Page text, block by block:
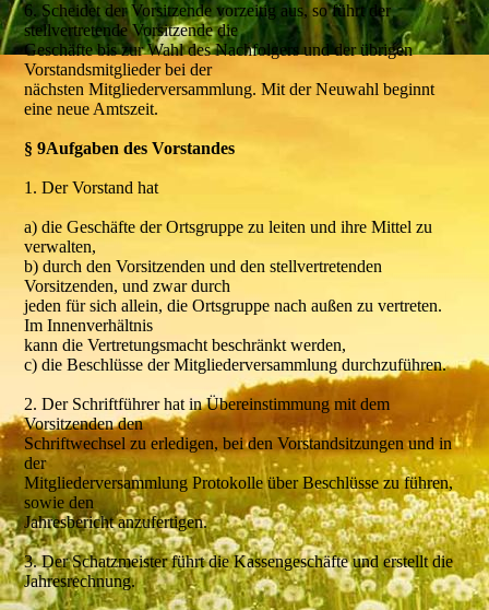
6. Scheidet der Vorsitzende vorzeitig aus, so führt der
stellvertretende Vorsitzende die
Geschäfte bis zur Wahl des Nachfolgers und der übrigen
Vorstandsmitglieder bei der
nächsten Mitgliederversammlung. Mit der Neuwahl beginnt
eine neue Amtszeit.
§ 9Aufgaben des Vorstandes
1. Der Vorstand hat
a) die Geschäfte der Ortsgruppe zu leiten und ihre Mittel zu
verwalten,
b) durch den Vorsitzenden und den stellvertretenden
Vorsitzenden, und zwar durch
jeden für sich allein, die Ortsgruppe nach außen zu vertreten.
Im Innenverhältnis
kann die Vertretungsmacht beschränkt werden,
c) die Beschlüsse der Mitgliederversammlung durchzuführen.
2. Der Schriftführer hat in Übereinstimmung mit dem
Vorsitzenden den
Schriftwechsel zu erledigen, bei den Vorstandsitzungen und in
der
Mitgliederversammlung Protokolle über Beschlüsse zu führen,
sowie den
Jahresbericht anzufertigen.
3. Der Schatzmeister führt die Kassengeschäfte und erstellt die
Jahresrechnung.